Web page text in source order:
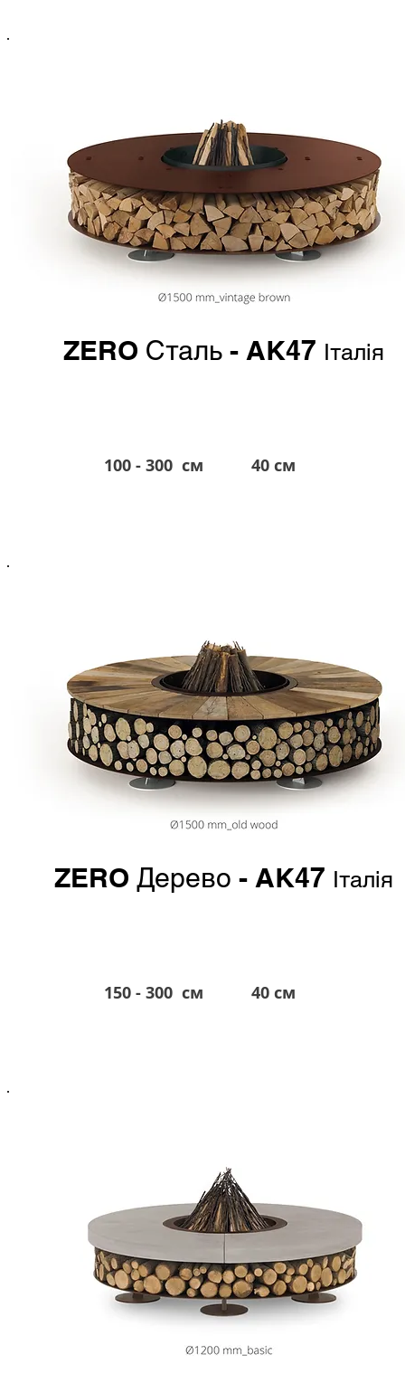
ZERO Сталь- AK47 Італія
100 - 300 см 40 см
ZERO Дерево - AK47 Італія
150 - 300 см 40 см